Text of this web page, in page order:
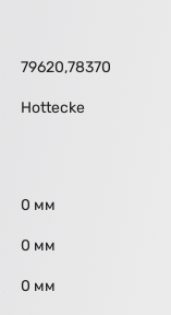
79620,78370
Hottecke
0 мм
0 мм
0 мм